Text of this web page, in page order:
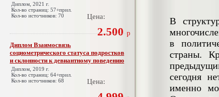
Диплом, 2021 г.
Кол-во страниц: 57+прил.
Кол-во источников: 70
Цена:
2.500 р
Диплом Взаимосвязь
социометрического статуса подростков
и склонности к девиантному поведению
Диплом, 2019 г.
Кол-во страниц: 64+прил.
Кол-во источников: 68
Цена:
В
в
страны.
сегодня
именно